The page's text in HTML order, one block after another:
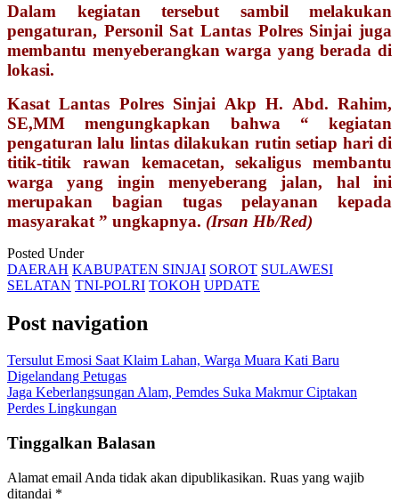
Dalam kegiatan tersebut sambil melakukan
pengaturan, Personil Sat Lantas Polres Sinjai juga
membantu menyeberangkan warga yang berada di
lokasi.
Kasat Lantas Polres Sinjai Akp H. Abd. Rahim,
SE,MM mengungkapkan bahwa “ kegiatan
pengaturan lalu lintas dilakukan rutin setiap hari di
titik-titik rawan kemacetan, sekaligus membantu
warga yang ingin menyeberang jalan, hal ini
merupakan bagian tugas pelayanan kepada
masyarakat ” ungkapnya. (Irsan Hb/Red)
Posted Under
DAERAH KABUPATEN SINJAI SOROT SULAWESI
SELATAN TNI-POLRI TOKOH UPDATE
Post navigation
Tersulut Emosi Saat Klaim Lahan, Warga Muara Kati Baru
Digelandang Petugas
Jaga Keberlangsungan Alam, Pemdes Suka Makmur Ciptakan
Perdes Lingkungan
Tinggalkan Balasan
Alamat email Anda tidak akan dipublikasikan. Ruas yang wajib
ditandai *